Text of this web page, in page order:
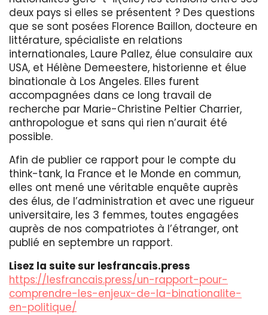
deux pays si elles se présentent ? Des questions
que se sont posées Florence Baillon, docteure en
littérature, spécialiste en relations
internationales, Laure Pallez, élue consulaire aux
USA, et Hélène Demeestere, historienne et élue
binationale à Los Angeles. Elles furent
accompagnées dans ce long travail de
recherche par Marie-Christine Peltier Charrier,
anthropologue et sans qui rien n’aurait été
possible.
Afin de publier ce rapport pour le compte du
think-tank, la France et le Monde en commun,
elles ont mené une véritable enquête auprès
des élus, de l’administration et avec une rigueur
universitaire, les 3 femmes, toutes engagées
auprès de nos compatriotes à l’étranger, ont
publié en septembre un rapport.
Lisez la suite sur lesfrancais.press
https://lesfrancais.press/un-rapport-pour-
comprendre-les-enjeux-de-la-binationalite-
en-politique/